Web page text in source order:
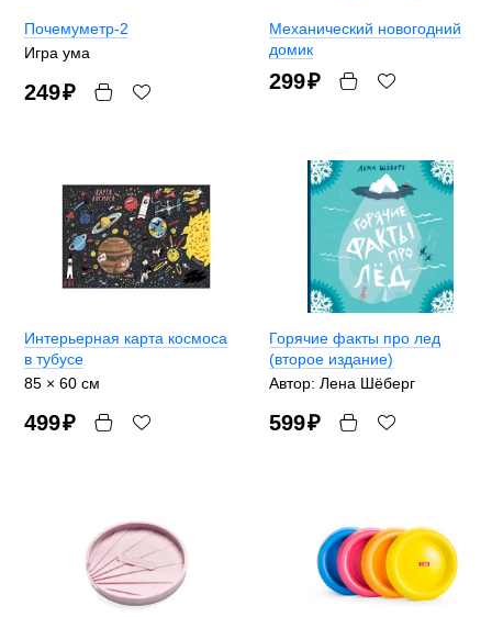
Почемуметр-2
Игра ума
249₽
Механический новогодний
домик
299₽
Интерьерная карта космоса
в тубусе
85 × 60 см
499₽
Горячие факты про лед
(второе издание)
Автор: Лена Шёберг
599₽